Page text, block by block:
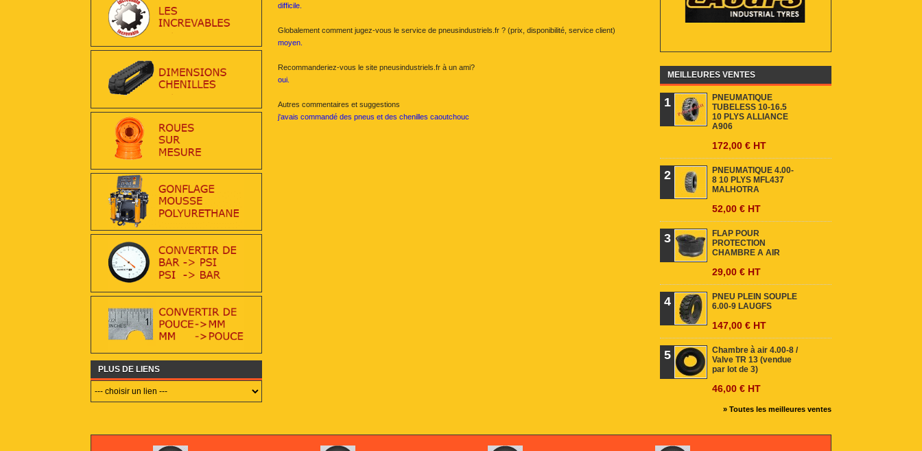
PLUS DE LIENS
difficile.
Globalement comment jugez-vous le service de pneusindustriels.fr ? (prix, disponibilité, service client)
moyen.
Recommanderiez-vous le site pneusindustriels.fr à un ami?
oui.
Autres commentaires et suggestions
j'avais commandé des pneus et des chenilles caoutchouc
MEILLEURES VENTES
1
PNEUMATIQUE
TUBELESS 10-16.5
10 PLYS ALLIANCE
A906
172,00 € HT
2
PNEUMATIQUE 4.00-
8 10 PLYS MFL437
MALHOTRA
52,00 € HT
3
FLAP POUR
PROTECTION
CHAMBRE A AIR
29,00 € HT
4
PNEU PLEIN SOUPLE
6.00-9 LAUGFS
147,00 € HT
5
Chambre à air 4.00-8 /
Valve TR 13 (vendue
par lot de 3)
46,00 € HT
» Toutes les meilleures ventes